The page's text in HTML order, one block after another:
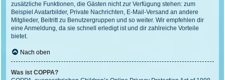
zusätzliche Funktionen, die Gästen nicht zur Verfügung stehen: zum
Beispiel Avatarbilder, Private Nachrichten, E-Mail-Versand an andere
Mitglieder, Beitritt zu Benutzergruppen und so weiter. Wir empfehlen dir
eine Anmeldung, da sie schnell erledigt ist und dir zahlreiche Vorteile
bietet.
Nach oben
Was ist COPPA?